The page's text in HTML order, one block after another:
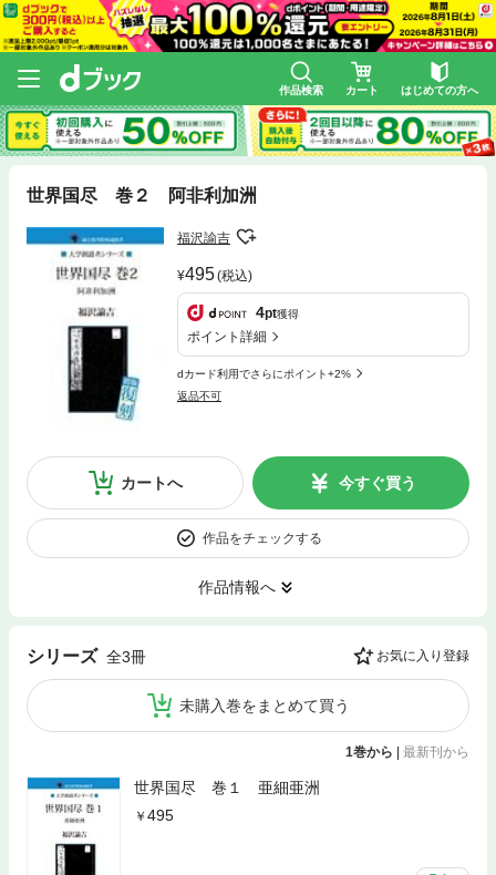
作品検索 カート はじめての方へ
世界国尽 巻２ 阿非利加洲
福沢諭吉
495(税込)
4pt獲得
ポイント詳細
dカード利用でさらにポイント+2%
返品不可
カートへ 今すぐ買う
作品をチェックする
作品情報へ
シリーズ 全3冊 お気に入り登録
未購入巻をまとめて買う
1巻から 最新刊から
世界国尽 巻１ 亜細亜洲
495